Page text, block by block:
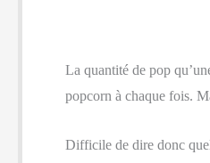
La quantité de pop
popcorn à chaque fois.
Difficile de dire donc